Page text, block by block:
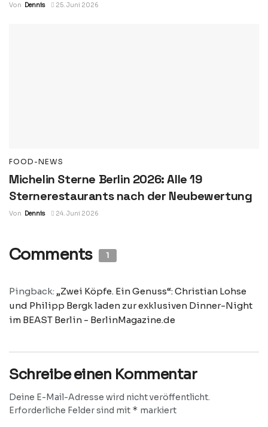
Von Dennis 25. Juni 2026
FOOD-NEWS
Michelin Sterne Berlin 2026: Alle 19
Sternerestaurants nach der Neubewertung
Von Dennis 24. Juni 2026
Comments 1
Pingback: „Zwei Köpfe. Ein Genuss“: Christian Lohse
und Philipp Bergk laden zur exklusiven Dinner-Night
im BEAST Berlin - BerlinMagazine.de
Schreibe einen Kommentar
Deine E-Mail-Adresse wird nicht veröffentlicht.
Erforderliche Felder sind mit * markiert